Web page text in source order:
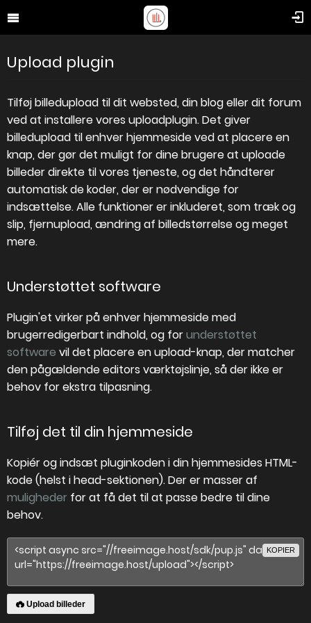
Upload plugin
Tilføj billedupload til dit websted, din blog eller dit forum
ved at installere vores uploadplugin. Det giver
billedupload til enhver hjemmeside ved at placere en
knap, der gør det muligt for dine brugere at uploade
billeder direkte til vores tjeneste, og det håndterer
automatisk de koder, der er nødvendige for
indsættelse. Alle funktioner er inkluderet, som træk og
slip, fjernupload, ændring af billedstørrelse og meget
mere.
Understøttet software
Plugin'et virker på enhver hjemmeside med
brugerredigerbart indhold, og forunderstøttet
software vil det placere en upload-knap, der matcher
den pågældende editors værktøjslinje, så der ikke er
behov for ekstra tilpasning.
Tilføj det til din hjemmeside
Kopiér og indsæt pluginkoden i din hjemmesides HTML-
kode (helst i head-sektionen). Der er masser af
muligheder for at få det til at passe bedre til dine
behov.
KOPIER
Upload billeder